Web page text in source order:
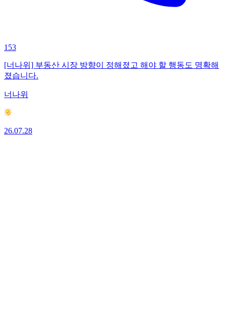
153
[너나위] 부동산 시장 방향이 정해졌고 해야 할 행동도 명확해
졌습니다.
너나위
26.07.28